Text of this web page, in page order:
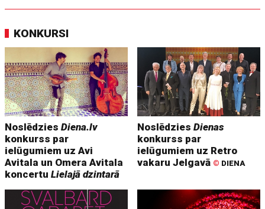
KONKURSI
NoslēdziesDiena.lv
konkurss par
ielūgumiem uz Avi
Avitala un Omera Avitala
koncertuLielajā dzintarā
NoslēdziesDienas
konkurss par
ielūgumiem uz Retro
vakaru Jelgavā © DIENA